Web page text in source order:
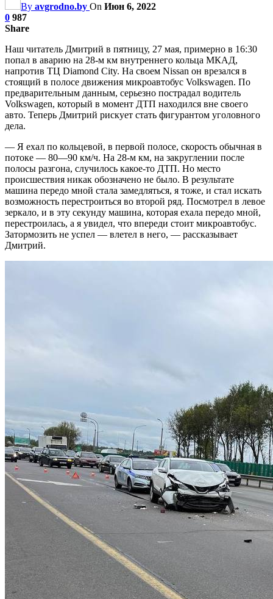
By avgrodno.by On Июн 6, 2022
0 987
Share
Наш читатель Дмитрий в пятницу, 27 мая, примерно в 16:30
попал в аварию на 28-м км внутреннего кольца МКАД,
напротив ТЦ Diamond City. На своем Nissan он врезался в
стоящий в полосе движения микроавтобус Volkswagen. По
предварительным данным, серьезно пострадал водитель
Volkswagen, который в момент ДТП находился вне своего
авто. Теперь Дмитрий рискует стать фигурантом уголовного
дела.
— Я ехал по кольцевой, в первой полосе, скорость обычная в
потоке — 80—90 км/ч. На 28-м км, на закруглении после
полосы разгона, случилось какое-то ДТП. Но место
происшествия никак обозначено не было. В результате
машина передо мной стала замедляться, я тоже, и стал искать
возможность перестроиться во второй ряд. Посмотрел в левое
зеркало, и в эту секунду машина, которая ехала передо мной,
перестроилась, а я увидел, что впереди стоит микроавтобус.
Затормозить не успел — влетел в него, — рассказывает
Дмитрий.